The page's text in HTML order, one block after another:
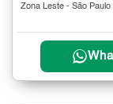
Zona Leste - São Paulo